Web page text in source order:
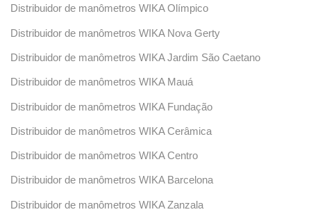
Distribuidor de manômetros WIKA Olímpico
Distribuidor de manômetros WIKA Nova Gerty
Distribuidor de manômetros WIKA Jardim São Caetano
Distribuidor de manômetros WIKA Mauá
Distribuidor de manômetros WIKA Fundação
Distribuidor de manômetros WIKA Cerâmica
Distribuidor de manômetros WIKA Centro
Distribuidor de manômetros WIKA Barcelona
Distribuidor de manômetros WIKA Zanzala